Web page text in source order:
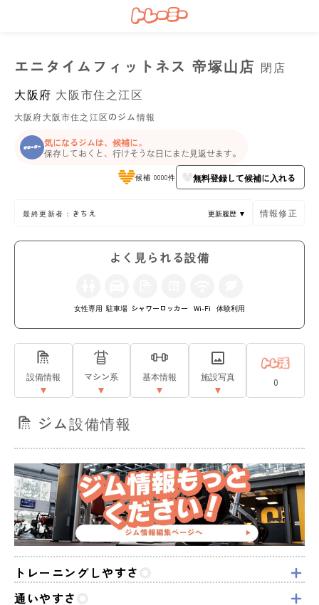
エニタイムフィットネス 帝塚山店 閉店
大阪府 大阪市住之江区
大阪府大阪市住之江区のジム情報
気になるジムは、候補に。
保存しておくと、行けそうな日にまた見返せます。
候補 0000件 無料登録して候補に入れる
最終更新者：きちえ 更新履歴 ▼ 情報修正
よく見られる設備
女性専用 駐車場 シャワー ロッカー Wi-Fi 体験利用
設備情報 マシン系 基本情報 施設写真 0
ジム設備情報
トレーニングしやすさ
通いやすさ